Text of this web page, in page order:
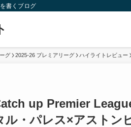
書くブログ
グ 2025-26 プレミアリーグ ハイライトレビュー
up Premier
ル・パレス×アストン